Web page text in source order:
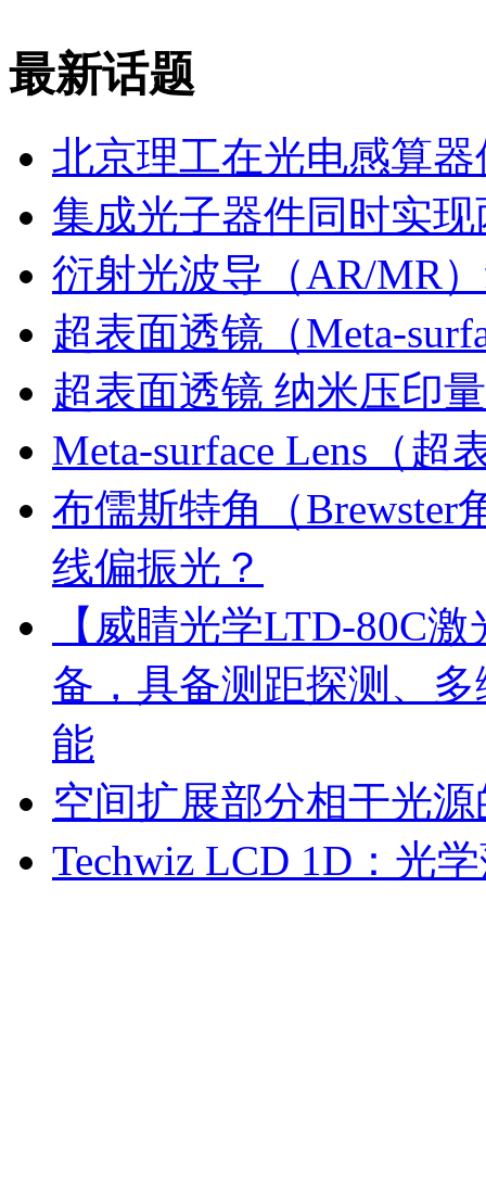
最新话题
北京理工在光电感算
集成光子器件同时实
衍射光波导（AR/MR
超表面透镜（Meta-
超表面透镜 纳米压印
Meta-surface Lens（超
布儒斯特角（Brewster
线偏振光？
【威睛光学LTD‑80C
备，具备测距探测、
能
空间扩展部分相干光
Techwiz LCD 1D：光